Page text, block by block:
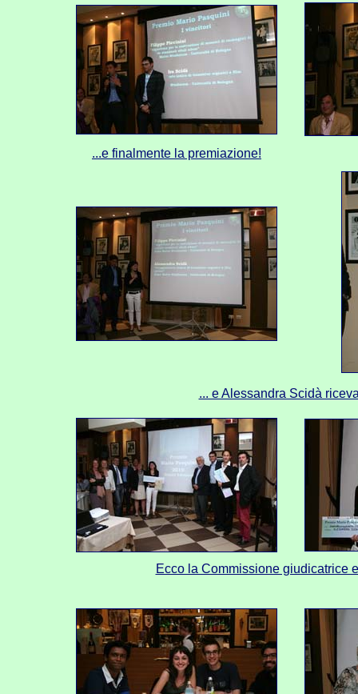
...e finalmente la premiazione!
... e Alessandra Scidà
Ecco la Commissione giudicatrice